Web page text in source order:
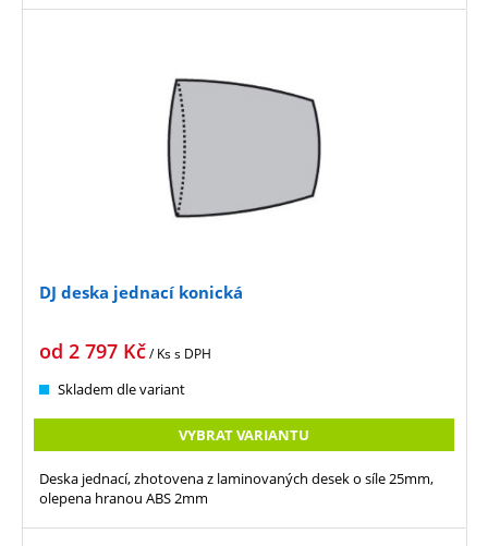
DJ deska jednací konická
od 2 797 Kč/ Kss DPH
Skladem dle variant
VYBRAT VARIANTU
Deska jednací, zhotovena z laminovaných desek o síle 25mm,
olepena hranou ABS 2mm